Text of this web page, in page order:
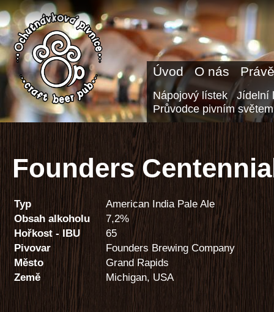
Úvod O nás
Nápojový lístek
Jídelní
Průvodce pivním světem
Founders
Typ
American India Pale Ale
Obsah alkoholu
7,2%
Hořkost - IBU
65
Pivovar
Founders Brewing Company
Město
Grand Rapids
Země
Michigan, USA